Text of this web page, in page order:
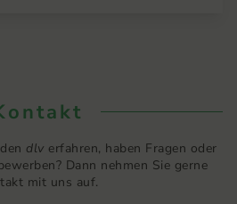
dlv erfahren, haben Fragen oder
Dann nehmen Sie gerne
mit uns auf.